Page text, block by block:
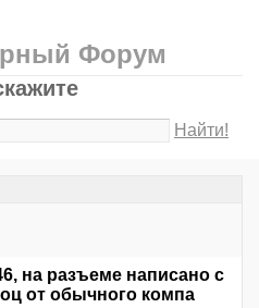
Форум
Найти!
на разъеме написано с
от обычного компа